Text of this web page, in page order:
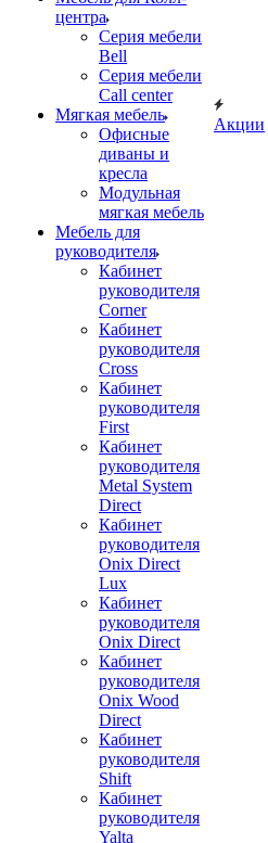
центра
Серия мебели
Bell
Серия мебели
Call center
Мягкая мебель
Офисные
диваны и
кресла
Модульная
мягкая мебель
Мебель для
руководителя
Кабинет
руководителя
Corner
Кабинет
руководителя
Cross
Кабинет
руководителя
First
Кабинет
руководителя
Metal System
Direct
Кабинет
руководителя
Onix Direct
Lux
Кабинет
руководителя
Onix Direct
Кабинет
руководителя
Onix Wood
Direct
Кабинет
руководителя
Shift
Кабинет
руководителя
Yalta
Акции